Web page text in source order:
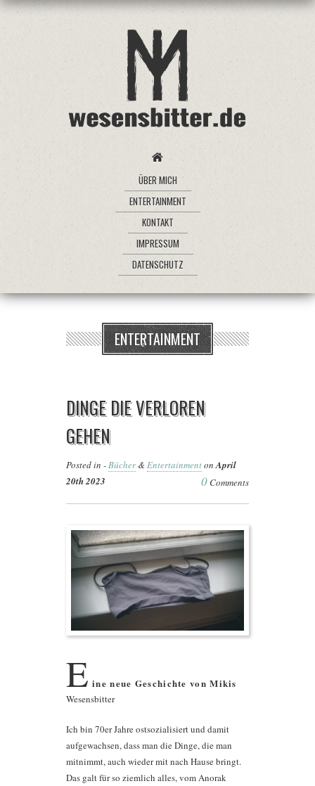
ÜBER MICH
ENTERTAINMENT
KONTAKT
IMPRESSUM
DATENSCHUTZ
ENTERTAINMENT
DINGE DIE VERLOREN
GEHEN
Posted in -Bücher& EntertainmentonApril
20th 2023
0 Comments
E ine neue Geschichte von Mikis
Wesensbitter
Ich bin 70er Jahre ostsozialisiert und damit
aufgewachsen, dass man die Dinge, die man
mitnimmt, auch wieder mit nach Hause bringt.
Das galt für so ziemlich alles, vom Anorak